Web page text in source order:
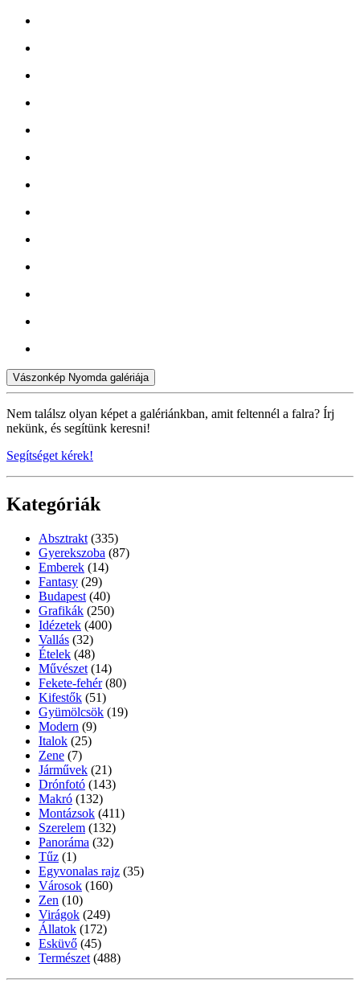
Vászonkép Nyomda galériája
Nem találsz olyan képet a galériánkban, amit feltennél a falra? Írj
nekünk, és segítünk keresni!
Segítséget kérek!
Kategóriák
Absztrakt (335)
Gyerekszoba (87)
Emberek (14)
Fantasy (29)
Budapest (40)
Grafikák (250)
Idézetek (400)
Vallás (32)
Ételek (48)
Művészet (14)
Fekete-fehér (80)
Kifestők (51)
Gyümölcsök (19)
Modern (9)
Italok (25)
Zene (7)
Járművek (21)
Drónfotó (143)
Makró (132)
Montázsok (411)
Szerelem (132)
Panoráma (32)
Tűz (1)
Egyvonalas rajz (35)
Városok (160)
Zen (10)
Virágok (249)
Állatok (172)
Esküvő (45)
Természet (488)